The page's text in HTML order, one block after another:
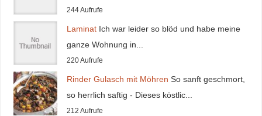
244 Aufrufe
Laminat Ich war leider so blöd und habe meine
ganze Wohnung in...
220 Aufrufe
Rinder Gulasch mit Möhren So sanft geschmort,
so herrlich saftig - Dieses köstlic...
212 Aufrufe